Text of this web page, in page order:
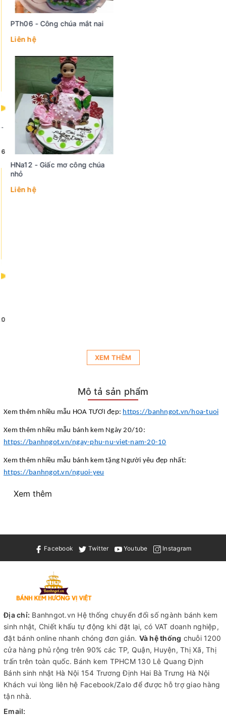
PTh06 - Công chúa mắt nai
Liên hệ
HNa12 - Giấc mơ công chúa
nhỏ
Liên hệ
XEM THÊM
Mô tả sản phẩm
Xem thêm nhiều mẫu HOA TƯƠI đẹp: https://banhngot.vn/hoa-tuoi
Xem thêm nhiều mẫu bánh kem Ngày 20/10:
https://banhngot.vn/ngay-phu-nu-viet-nam-20-10
Xem thêm nhiều mẫu bánh kem tặng Người yêu đẹp nhất:
https://banhngot.vn/nguoi-yeu
Xem thêm
Facebook Twitter Youtube Instagram
Địa chỉ: Banhngot.vn Hệ thống chuyển đổi số ngành bánh kem
sinh nhật, Chiết khấu tự động khi đặt lại, có VAT doanh nghiệp,
đặt bánh online nhanh chóng đơn giản. Và hệ thống chuỗi 1200
cửa hàng phủ rộng trên 90% các TP, Quận, Huyện, Thị Xã, Thị
trấn trên toàn quốc. Bánh kem TPHCM130 Lê Quang Định
Bánh sinh nhật Hà Nội 154 Trương Định Hai Bà Trưng Hà Nội
Khách vui lòng liên hệ Facebook/Zalo để được hỗ trợ giao hàng
tận nhà.
Email: